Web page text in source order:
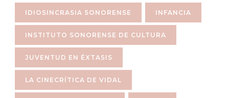
IDIOSINCRASIA SONORENSE INFANCIA
INSTITUTO SONORENSE DE CULTURA
JUVENTUD EN ÉXTASIS
LA CINECRÍTICA DE VIDAL